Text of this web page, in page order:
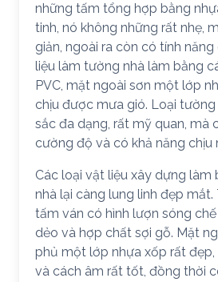
những tấm tổng hợp bằng
tinh, nó không những rất nhẹ,
giản, ngoài ra còn có tính
liệu làm tường nhà làm bằng
PVC, mặt ngoài sơn một lớp
chịu được mưa gió. Loại
sắc đa dạng, rất mỹ quan, mà
cường độ và có khả năng chịu
Các loại vật liệu xây dựng
nhà lại càng lung linh đẹp
tấm ván có hình lượn sóng
dẻo và hợp chất sợi gỗ. Mặt
phủ một lớp nhựa xốp rất
và cách âm rất tốt, đồng thời